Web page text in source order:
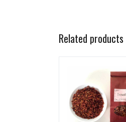
Related products